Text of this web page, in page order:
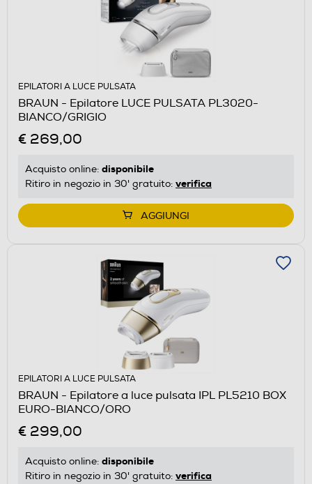
EPILATORI A LUCE PULSATA
BRAUN - Epilatore LUCE PULSATA PL3020-
BIANCO/GRIGIO
€ 269,00
Acquisto online: disponibile
Ritiro in negozio in 30' gratuito: verifica
AGGIUNGI
EPILATORI A LUCE PULSATA
BRAUN - Epilatore a luce pulsata IPL PL5210 BOX
EURO-BIANCO/ORO
€ 299,00
Acquisto online: disponibile
Ritiro in negozio in 30' gratuito: verifica